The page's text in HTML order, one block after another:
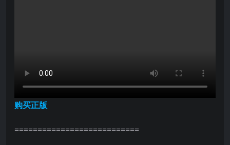
购买正版
===========================